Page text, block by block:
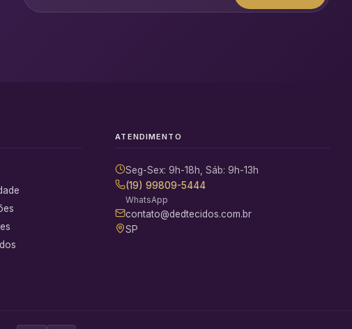
ATENDIMENTO
Seg-Sex: 9h-18h, Sáb: 9h-13h
(19) 99809-5444
WhatsApp
contato@dedtecidos.com.br
SP